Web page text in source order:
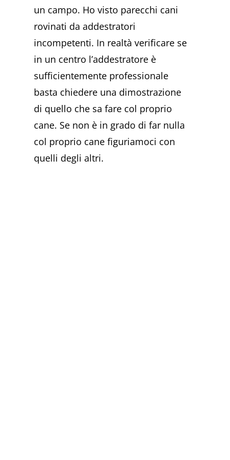
un campo. Ho visto parecchi cani
rovinati da addestratori
incompetenti. In realtà verificare se
in un centro l’addestratore è
sufficientemente professionale
basta chiedere una dimostrazione
di quello che sa fare col proprio
cane. Se non è in grado di far nulla
col proprio cane figuriamoci con
quelli degli altri.